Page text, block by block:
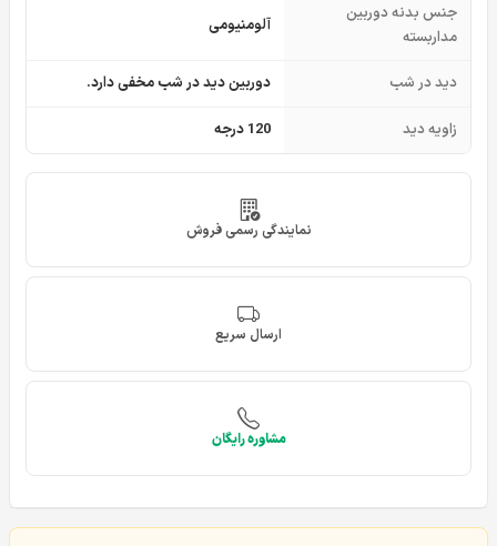
جنس بدنه دوربین
مداربسته
آلومنیومی
دید در شب دوربین دید در شب مخفی دارد.
زاویه دید 120 درجه
نمایندگی رسمی فروش
ارسال سریع
مشاوره رایگان